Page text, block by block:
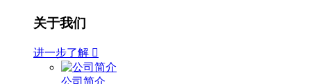
关于我们
进一步了解 